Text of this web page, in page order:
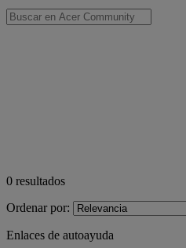
0 resultados
Ordenar por:
Enlaces de autoayuda